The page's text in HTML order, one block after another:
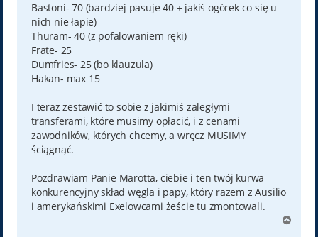
Bastoni- 70 (bardziej pasuje 40 + jakiś ogórek co się u
nich nie łapie)
Thuram- 40 (z pofalowaniem ręki)
Frate- 25
Dumfries- 25 (bo klauzula)
Hakan- max 15
I teraz zestawić to sobie z jakimiś zaległymi
transferami, które musimy opłacić, i z cenami
zawodników, których chcemy, a wręcz MUSIMY
ściągnąć.
Pozdrawiam Panie Marotta, ciebie i ten twój kurwa
konkurencyjny skład węgla i papy, który razem z Ausilio
i amerykańskimi Exelowcami żeście tu zmontowali.